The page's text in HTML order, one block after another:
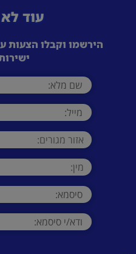
עוד
הירשמו וקבלו הצעות